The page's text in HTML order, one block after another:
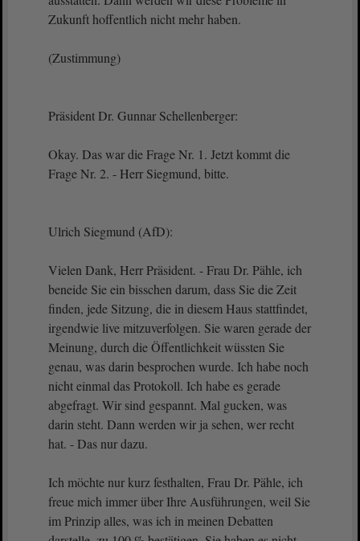
Zukunft hoffentlich nicht mehr haben.
(Zustimmung)
Präsident Dr. Gunnar Schellenberger:
Okay. Das war die Frage Nr. 1. Jetzt kommt die
Frage Nr. 2. - Herr Siegmund, bitte.
Ulrich Siegmund (AfD):
Vielen Dank, Herr Präsident. - Frau Dr. Pähle, ich
beneide Sie ein bisschen darum, dass Sie die Zeit
finden, jede Sitzung, die in diesem Haus stattfindet,
irgendwie live mitzuverfolgen. Sie waren gerade der
Meinung, durch die Öffentlichkeit wüssten Sie
genau, was darin besprochen wurde. Ich habe noch
nicht einmal das Protokoll. Ich habe es gerade
abgefragt. Wir sind gespannt. Mal gucken, was
darin steht. Dann werden wir ja sehen, wer recht
hat. - Das nur dazu.
Ich möchte nur kurz festhalten, Frau Dr. Pähle, ich
freue mich immer über Ihre Ausführungen, weil Sie
im Prinzip alles, was ich in meinen Debatten